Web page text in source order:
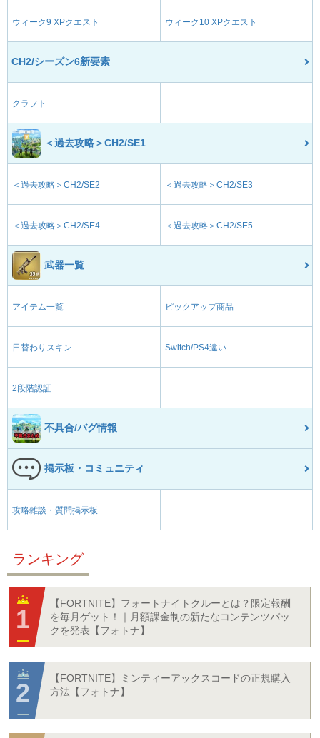
ウィーク9 XPクエスト ウィーク10 XPクエスト
CH2/シーズン6新要素
クラフト
＜過去攻略＞CH2/SE1
＜過去攻略＞CH2/SE2 ＜過去攻略＞CH2/SE3
＜過去攻略＞CH2/SE4 ＜過去攻略＞CH2/SE5
武器一覧
アイテム一覧 ピックアップ商品
日替わりスキン Switch/PS4違い
2段階認証
不具合/バグ情報
掲示板・コミュニティ
攻略雑談・質問掲示板
ランキング
【FORTNITE】フォートナイトクルーとは？限定報酬
を毎月ゲット！｜月額課金制の新たなコンテンツパッ
クを発表【フォトナ】
【FORTNITE】ミンティーアックスコードの正規購入
方法【フォトナ】